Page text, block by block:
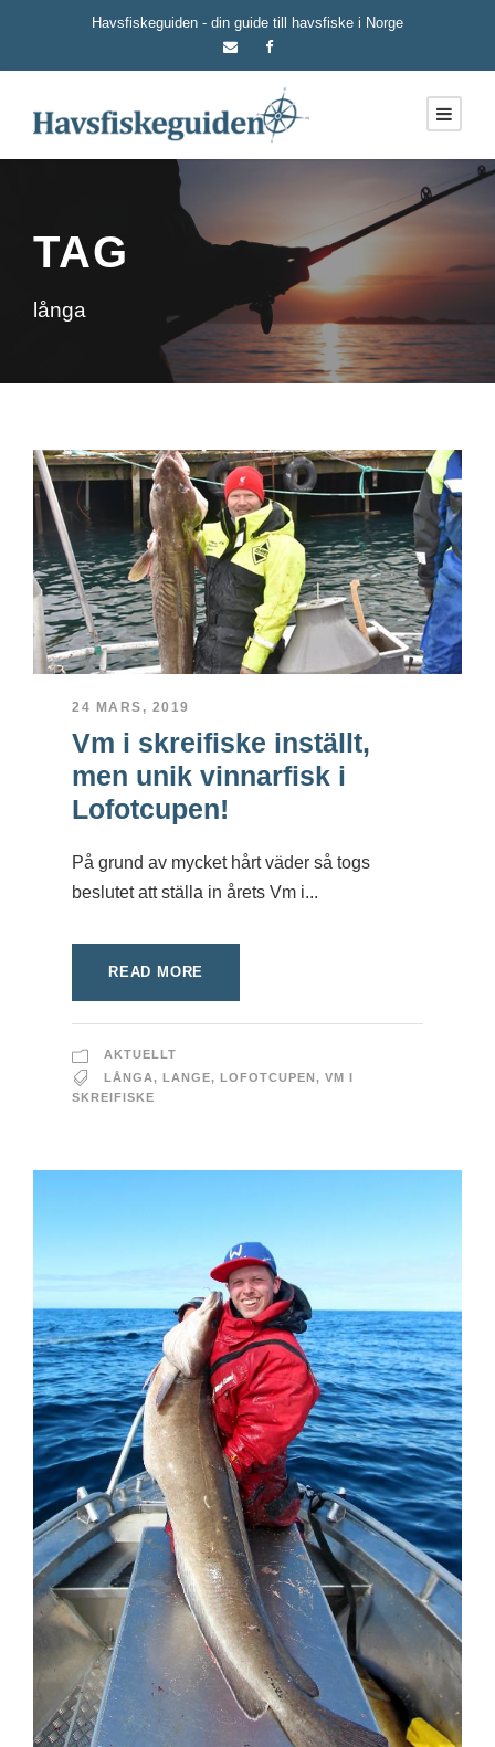
Havsfiskeguiden - din guide till havsfiske i Norge
TAG
långa
24 MARS, 2019
Vm i skreifiske inställt,
men unik vinnarfisk i
Lofotcupen!
På grund av mycket hårt väder så togs
beslutet att ställa in årets Vm i...
READ MORE
AKTUELLT
LÅNGA, LANGE, LOFOTCUPEN, VM I
SKREIFISKE